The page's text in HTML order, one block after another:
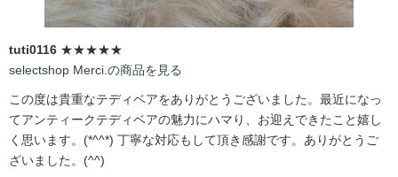
tuti0116 ★★★★★
selectshop Merci.の商品を見る
この度は貴重なテディベアをありがとうございました。最近になっ
てアンティークテディベアの魅力にハマり、お迎えできたこと嬉し
く思います。(*^^*) 丁寧な対応もして頂き感謝です。ありがとうご
ざいました。(^^)